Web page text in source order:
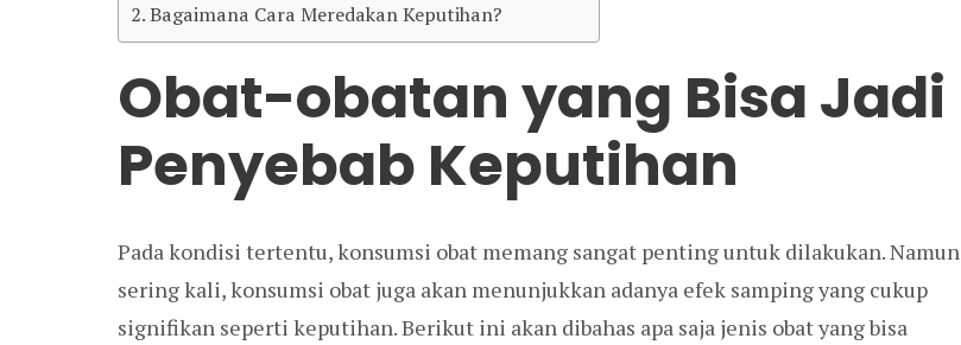
Bagaimana Cara Meredakan Keputihan?
Obat-obatan yang Bisa Jadi
Penyebab Keputihan
Pada kondisi tertentu, konsumsi obat memang sangat penting untuk dilakukan. Namun
sering kali, konsumsi obat juga akan menunjukkan adanya efek samping yang cukup
signifikan seperti keputihan. Berikut ini akan dibahas apa saja jenis obat yang bisa